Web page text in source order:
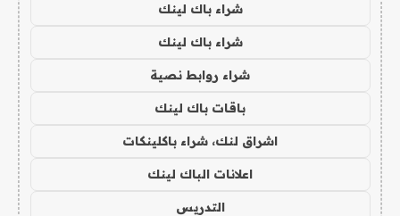
شراء باك لينك
شراء باك لينك
شراء روابط نصية
باقات باك لينك
اشراق لنك، شراء باكلينكات
اعلانات الباك لينك
التدريس